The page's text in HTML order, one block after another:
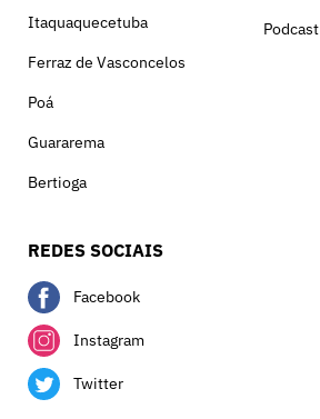
Itaquaquecetuba
Ferraz de Vasconcelos
Poá
Guararema
Bertioga
Podcast
REDES SOCIAIS
Facebook
Instagram
Twitter